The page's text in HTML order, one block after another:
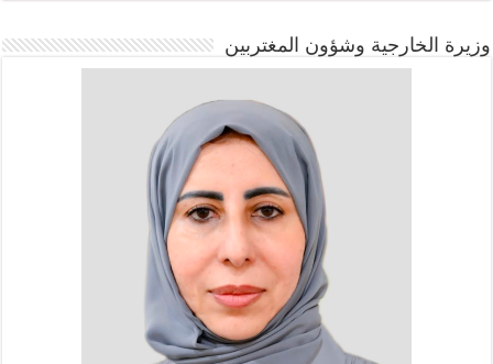
وزيرة الخارجية وشؤون المغتربين